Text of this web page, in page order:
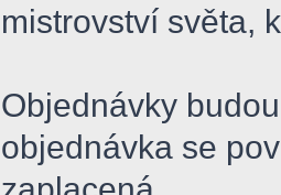
mistrovství světa,
Objednávky
objednávka se